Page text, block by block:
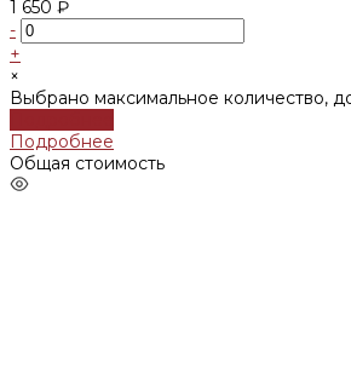
1 650 ₽
-
+
×
Выбрано максимальное количество,
Подробнее
Общая стоимость